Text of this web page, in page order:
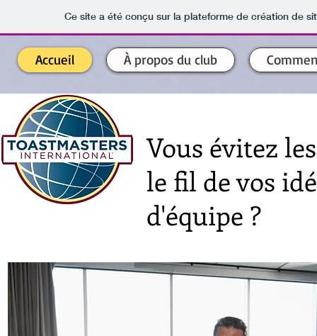
Ce site a été conçu sur la plateforme de création de
Accueil À propos du club
Vous évitez
le fil de vos
d'équipe ?